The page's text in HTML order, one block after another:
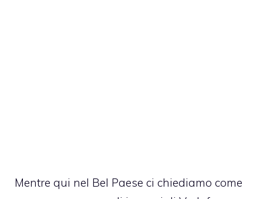
Mentre qui nel Bel Paese ci chiediamo come